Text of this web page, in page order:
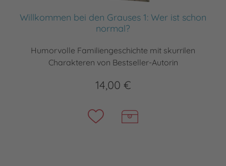
Willkommen bei den Grauses 1: Wer ist schon
normal?
Humorvolle Familiengeschichte mit skurrilen
Charakteren von Bestseller-Autorin
14,00 €